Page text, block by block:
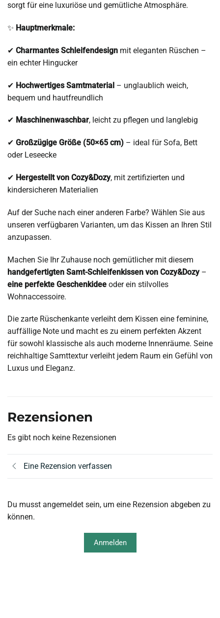
sorgt für eine luxuriöse und gemütliche Atmosphäre.
✨ Hauptmerkmale:
✔ Charmantes Schleifendesign mit eleganten Rüschen –
ein echter Hingucker
✔ Hochwertiges Samtmaterial – unglaublich weich,
bequem und hautfreundlich
✔ Maschinenwaschbar, leicht zu pflegen und langlebig
✔ Großzügige Größe (50×65 cm) – ideal für Sofa, Bett
oder Leseecke
✔ Hergestellt von Cozy&Dozy, mit zertifizierten und
kindersicheren Materialien
Auf der Suche nach einer anderen Farbe? Wählen Sie aus
unseren verfügbaren Varianten, um das Kissen an Ihren Stil
anzupassen.
Machen Sie Ihr Zuhause noch gemütlicher mit diesem
handgefertigten Samt-Schleifenkissen von Cozy&Dozy–
eine perfekte Geschenkidee oder ein stilvolles
Wohnaccessoire.
Die zarte Rüschenkante verleiht dem Kissen eine feminine,
auffällige Note und macht es zu einem perfekten Akzent
für sowohl klassische als auch moderne Innenräume. Seine
reichhaltige Samttextur verleiht jedem Raum ein Gefühl von
Luxus und Eleganz.
Rezensionen
Es gibt noch keine Rezensionen
Eine Rezension verfassen
Du musst angemeldet sein, um eine Rezension abgeben zu
können.
Anmelden